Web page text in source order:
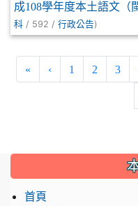
成108學年度本土語文（
科 / 592 / 行政公告)
« ‹ 1 2 3
:::
首頁